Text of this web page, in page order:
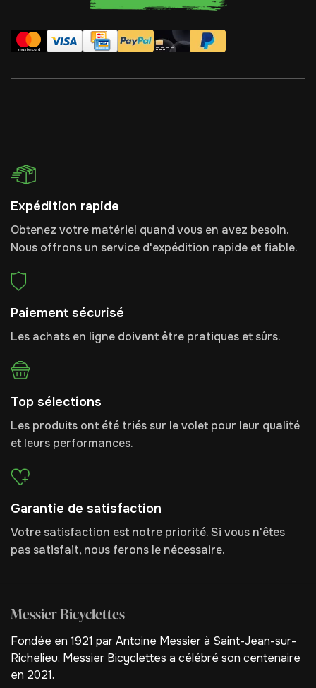
Expédition rapide
Obtenez votre matériel quand vous en avez besoin.
Nous offrons un service d'expédition rapide et fiable.
Paiement sécurisé
Les achats en ligne doivent être pratiques et sûrs.
Top sélections
Les produits ont été triés sur le volet pour leur qualité
et leurs performances.
Garantie de satisfaction
Votre satisfaction est notre priorité. Si vous n'êtes
pas satisfait, nous ferons le nécessaire.
Messier Bicyclettes
Fondée en 1921 par Antoine Messier à Saint-Jean-sur-
Richelieu, Messier Bicyclettes a célébré son centenaire
en 2021.